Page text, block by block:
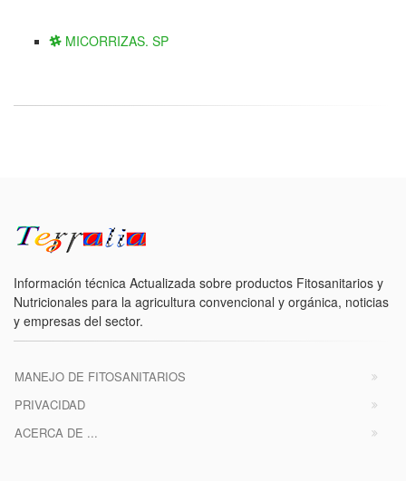
MICORRIZAS. SP
Información técnica Actualizada sobre productos Fitosanitarios y
Nutricionales para la agricultura convencional y orgánica, noticias
y empresas del sector.
MANEJO DE FITOSANITARIOS
PRIVACIDAD
ACERCA DE ...